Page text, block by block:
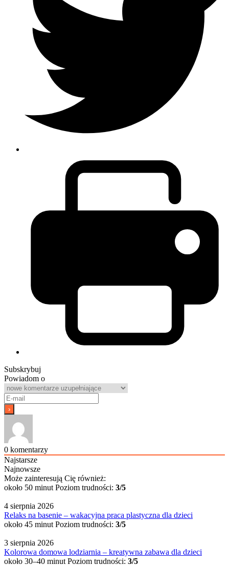
Subskrybuj
Powiadom o
0 komentarzy
Najstarsze
Najnowsze
Może zainteresują Cię również:
około 50 minut Poziom trudności: 3/5
4 sierpnia 2026
Relaks na basenie – wakacyjna praca plastyczna dla dzieci
około 45 minut Poziom trudności: 3/5
3 sierpnia 2026
Kolorowa domowa lodziarnia – kreatywna zabawa dla dzieci
około 30–40 minut Poziom trudności: 3/5